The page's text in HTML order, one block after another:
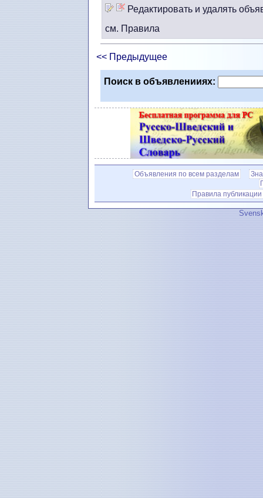
Редактировать и удалять
см. Правила
<< Предыдущее
Поиск в объявленииях:
Объявления по всем разделам
Правила публикации